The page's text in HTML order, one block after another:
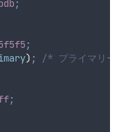
;
;
) ;
/* プライマリー
;